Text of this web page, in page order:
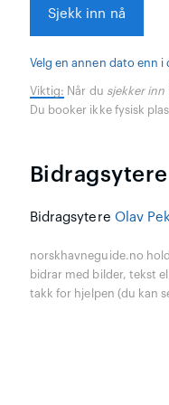
Sjekk inn nå
Velg en annen dato enn i
Viktig: Når du sjekker inn
Du booker ikke fysisk
Bidragsytere
Bidragsytere Olav
norskhavneguide.no
bidrar med bilder, tekst
takk for hjelpen (du kan